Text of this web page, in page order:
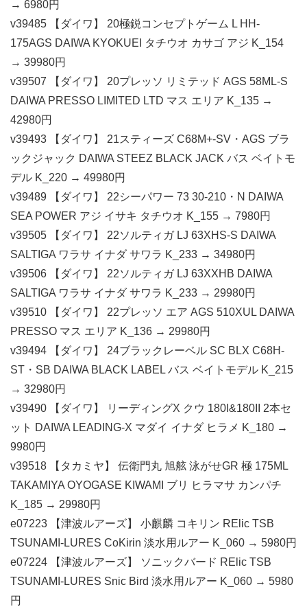
→ 6980円
v39485 【ダイワ】 20極鋭コンセプトゲーム L HH-
175AGS DAIWA KYOKUEI タチウオ カサゴ アジ K_154
→ 39980円
v39507 【ダイワ】 20プレッソ リミテッド AGS 58ML-S
DAIWA PRESSO LIMITED LTD マス エリア K_135 →
42980円
v39493 【ダイワ】 21スティーズ C68M+-SV・AGS ブラ
ックジャック DAIWA STEEZ BLACK JACK バス ベイトモ
デル K_220 → 49980円
v39489 【ダイワ】 22シーパワー 73 30-210・N DAIWA
SEA POWER アジ イサキ タチウオ K_155 → 7980円
v39505 【ダイワ】 22ソルティガ LJ 63XHS-S DAIWA
SALTIGA ワラサ イナダ サワラ K_233 → 34980円
v39506 【ダイワ】 22ソルティガ LJ 63XXHB DAIWA
SALTIGA ワラサ イナダ サワラ K_233 → 29980円
v39510 【ダイワ】 22プレッソ エア AGS 510XUL DAIWA
PRESSO マス エリア K_136 → 29980円
v39494 【ダイワ】 24ブラックレーベル SC BLX C68H-
ST・SB DAIWA BLACK LABEL バス ベイトモデル K_215
→ 32980円
v39490 【ダイワ】 リーディングX クウ 180I&180II 2本セ
ット DAIWA LEADING-X マダイ イナダ ヒラメ K_180 →
9980円
v39518 【タカミヤ】 伝衛門丸 旭舷 泳がせGR 極 175ML
TAKAMIYA OYOGASE KIWAMI ブリ ヒラマサ カンパチ
K_185 → 29980円
e07223 【津波ルアーズ】 小麒麟 コキリン RElic TSB
TSUNAMI-LURES CoKirin 淡水用ルアー K_060 → 5980円
e07224 【津波ルアーズ】 ソニックバード RElic TSB
TSUNAMI-LURES Snic Bird 淡水用ルアー K_060 → 5980
円